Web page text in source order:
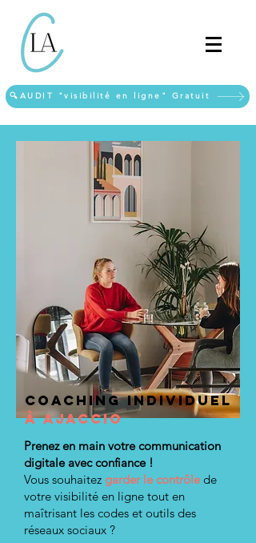
🔍AUDIT "visibilité en ligne" Gratuit
coaching individuel
à ajaccio
Prenez en main votre communication
digitale avec confiance !
Vous souhaitez garder le contrôle de
votre visibilité en ligne tout en
maîtrisant les codes et outils des
réseaux sociaux ?